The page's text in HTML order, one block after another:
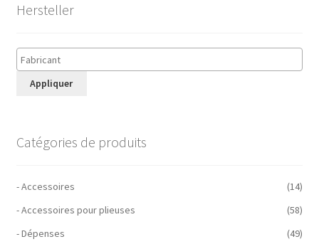
Hersteller
Appliquer
Catégories de produits
- Accessoires
(14)
- Accessoires pour plieuses
(58)
- Dépenses
(49)